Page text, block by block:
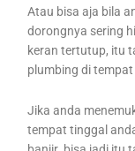
Atau bisa aja bila
dorongnya sering
keran tertutup, itu
plumbing di
Jika anda
tempat tinggal